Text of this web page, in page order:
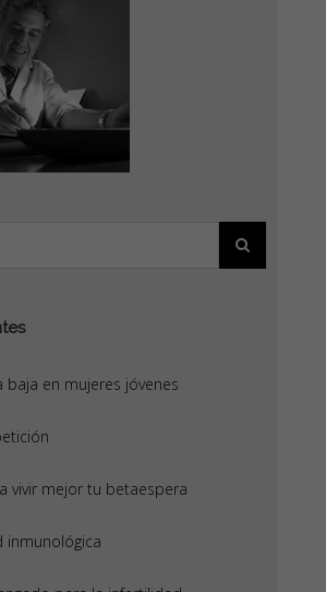
baja en mujeres jóvenes
vivir mejor tu betaespera
inmunológica